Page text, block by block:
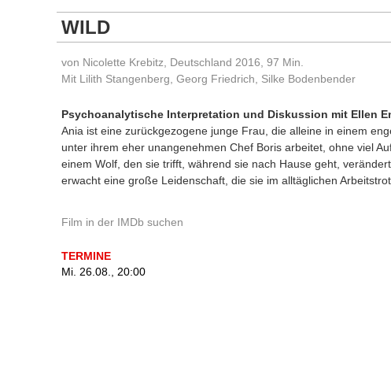
WILD
von Nicolette Krebitz, Deutschland 2016, 97 Min.
Mit Lilith Stangenberg, Georg Friedrich, Silke Bodenbender
Psychoanalytische Interpretation und Diskussion mit Ellen
Ania ist eine zurückgezogene junge Frau, die alleine in einem
unter ihrem eher unangenehmen Chef Boris arbeitet, ohne viel
einem Wolf, den sie trifft, während sie nach Hause geht,
erwacht eine große Leidenschaft, die sie im alltäglichen
Film in der IMDb suchen
TERMINE
Mi. 26.08., 20:00